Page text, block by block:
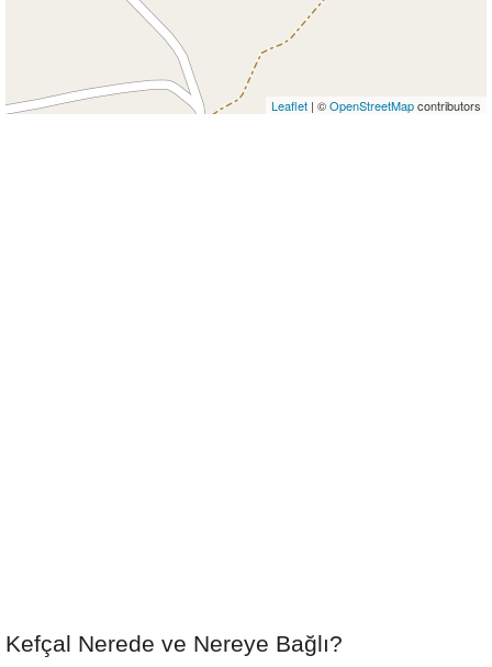
Leaflet | ©OpenStreetMapcontributors
Kefçal Nerede ve Nereye Bağlı?